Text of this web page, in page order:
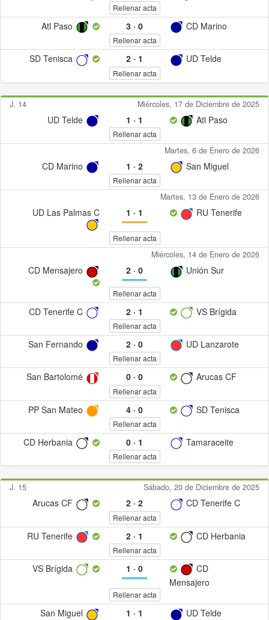
Rellenar acta
Atl Paso 3· 0 CD Marino
Rellenar acta
SD Tenisca 2· 1 UD Telde
Rellenar acta
J. 14 Miércoles, 17 de Diciembre de 2025
UD Telde 1 · 1 Atl Paso
Rellenar acta
Martes, 6 de Enero de 2026
CD Marino 1 · 2 San Miguel
Rellenar acta
Martes, 13 de Enero de 2026
UD Las Palmas C 1 · 1 RU Tenerife
Rellenar acta
Miércoles, 14 de Enero de 2026
CD Mensajero 2· 0 Unión Sur
Rellenar acta
CD Tenerife C 2· 1 VS Brígida
Rellenar acta
San Fernando 2· 0 UD Lanzarote
Rellenar acta
San Bartolomé 0· 0 Arucas CF
Rellenar acta
PP San Mateo 4· 0 SD Tenisca
Rellenar acta
CD Herbania 0· 1 Tamaraceite
Rellenar acta
J. 15 Sábado, 20 de Diciembre de 2025
Arucas CF 2· 2 CD Tenerife C
Rellenar acta
RU Tenerife 2· 1 CD Herbania
Rellenar acta
VS Brígida 1 · 0
CD
Mensajero
Rellenar acta
San Miguel 1 · 1 UD Telde